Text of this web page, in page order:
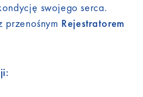
swojego serca.
przenośnym Rejestratorem